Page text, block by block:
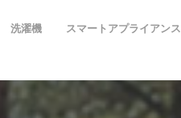
洗濯機 スマートアプライアンス